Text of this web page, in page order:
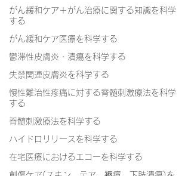
がん緩和ケア＋がん治療に関する知識を科学
する
がん緩和ケア医療を科学する
鬱滞性皮膚炎・潰瘍を科学する
失禁関連皮膚炎を科学する
慢性難治性疼痛に対する脊髄刺激療法を科学
する
脊髄刺激療法を科学する
ハイドロリリースを科学する
在宅医療におけるエコーを科学する